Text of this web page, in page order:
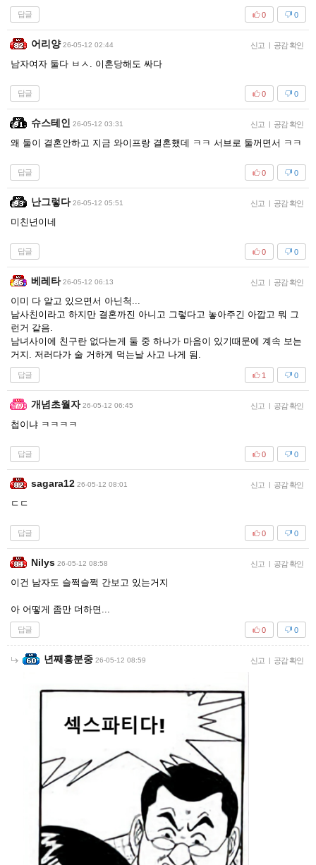
답글 0
0
어리양 26-05-12 02:44 신고 | 공감 확인
남자여자 둘다 ㅂㅅ. 이혼당해도 싸다
답글 0
0
슈스테인 26-05-12 03:31 신고 | 공감 확인
왜 둘이 결혼안하고 지금 와이프랑 결혼했데 ㅋㅋ 서브로 둘꺼면서 ㅋㅋ
답글 0
0
난그렇다 26-05-12 05:51 신고 | 공감 확인
미친년이네
답글 0
0
베레타 26-05-12 06:13 신고 | 공감 확인
이미 다 알고 있으면서 아닌척...
남사친이라고 하지만 결혼까진 아니고 그렇다고 놓아주긴 아깝고 뭐 그
런거 같음.
남녀사이에 친구란 없다는게 둘 중 하나가 마음이 있기때문에 계속 보는
거지. 저러다가 술 거하게 먹는날 사고 나게 됨.
답글 0
1
개념초월자 26-05-12 06:45 신고 | 공감 확인
첩이냐 ㅋㅋㅋㅋ
답글 0
0
sagara12 26-05-12 08:01 신고 | 공감 확인
ㄷㄷ
답글 0
0
Nilys 26-05-12 08:58 신고 | 공감 확인
이건 남자도 슬쩍슬쩍 간보고 있는거지
아 어떻게 좀만 더하면...
답글 0
0
년째흥분중 26-05-12 08:59 신고 | 공감 확인